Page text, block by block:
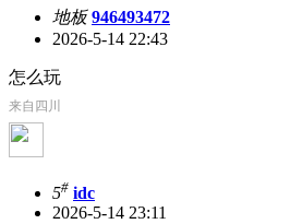
地板 946493472
2026-5-14 22:43
怎么玩
来自四川
5# idc
2026-5-14 23:11